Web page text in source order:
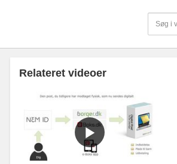
Relateret videoer